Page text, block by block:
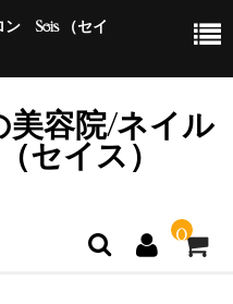
ン Seis （セイ
美容院/ネイル
セイス）
0